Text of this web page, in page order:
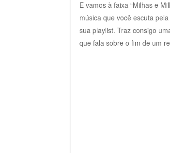
E vamos à faixa “Milhas e
música que você escuta
sua playlist. Traz consigo
que fala sobre o fim de um